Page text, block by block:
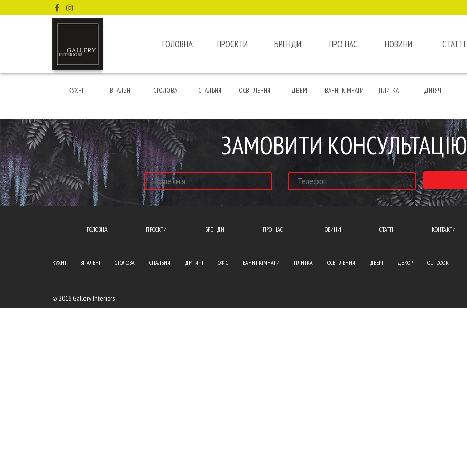
ГОЛОВНА ПРОЄКТИ БРЕНДИ ПРО НАС НОВИНИ СТАТТІ
КУХНІ ВІТАЛЬНІ СТОЛОВА СПАЛЬНЯ ОСВІТЛЕННЯ ДВЕРІ ВАННІ КІМНАТИ ПЛИТКА ДИТЯЧІ
ЗАМОВИТИ КОНСУЛЬТАЦІЮ
ГОЛОВНА ПРОЄКТИ БРЕНДИ ПРО НАС НОВИНИ СТАТТІ КОНТАКТИ
КУХНІ ВІТАЛЬНІ СТОЛОВА СПАЛЬНЯ ДИТЯЧІ ОФІС ВАННІ КІМНАТИ ПЛИТКА ОСВІТЛЕННЯ ДВЕРІ ДЕКОР OUTDOOR
© 2016 Gallery Interiors